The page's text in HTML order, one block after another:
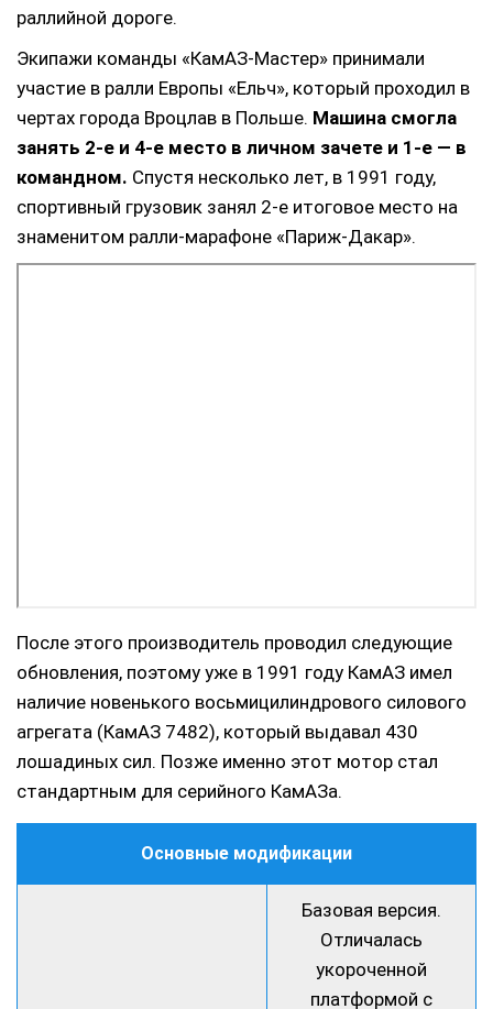
раллийной дороге.
Экипажи команды «КамАЗ-Мастер» принимали
участие в ралли Европы «Ельч», который проходил в
чертах города Вроцлав в Польше. Машина смогла
занять 2-е и 4-е место в личном зачете и 1-е — в
командном. Спустя несколько лет, в 1991 году,
спортивный грузовик занял 2-е итоговое место на
знаменитом ралли-марафоне «Париж-Дакар».
После этого производитель проводил следующие
обновления, поэтому уже в 1991 году КамАЗ имел
наличие новенького восьмицилиндрового силового
агрегата (КамАЗ 7482), который выдавал 430
лошадиных сил. Позже именно этот мотор стал
стандартным для серийного КамАЗа.
Основные модификации
Базовая версия.
Отличалась
укороченной
платформой с